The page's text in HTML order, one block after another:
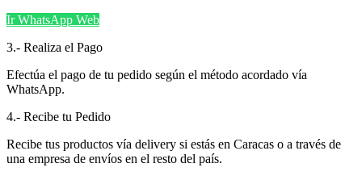
Ir WhatsApp Web
3.- Realiza el Pago
Efectúa el pago de tu pedido según el método acordado vía
WhatsApp.
4.- Recibe tu Pedido
Recibe tus productos vía delivery si estás en Caracas o a través de
una empresa de envíos en el resto del país.